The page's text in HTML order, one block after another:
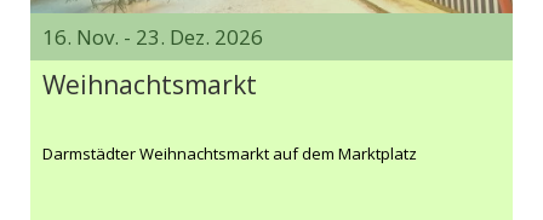
16. Nov. - 23. Dez. 2026
Weihnachtsmarkt
Darmstädter Weihnachtsmarkt auf dem Marktplatz